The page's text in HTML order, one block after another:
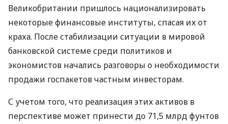
Великобритании пришлось национализировать
некоторые финансовые институты, спасая их от
краха. После стабилизации ситуации в мировой
банковской системе среди политиков и
экономистов начались разговоры о необходимости
продажи госпакетов частным инвесторам.
С учетом того, что реализация этих активов в
перспективе может принести до 71,5 млрд фунтов